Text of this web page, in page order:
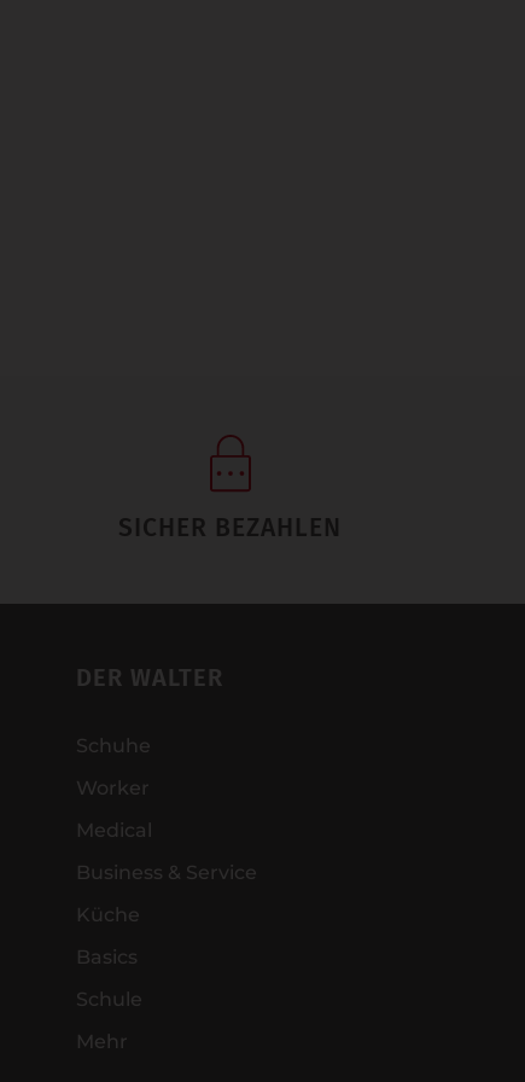
SICHER BEZAHLEN
DER WALTER
Schuhe
Worker
Medical
Business & Service
Küche
Basics
Schule
Mehr